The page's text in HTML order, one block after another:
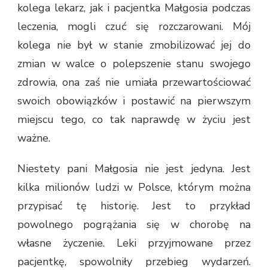
kolega lekarz, jak i pacjentka Małgosia podczas
leczenia, mogli czuć się rozczarowani. Mój
kolega nie był w stanie zmobilizować jej do
zmian w walce o polepszenie stanu swojego
zdrowia, ona zaś nie umiała przewartościować
swoich obowiązków i postawić na pierwszym
miejscu tego, co tak naprawdę w życiu jest
ważne.
Niestety pani Małgosia nie jest jedyna. Jest
kilka milionów ludzi w Polsce, którym można
przypisać tę historię. Jest to przykład
powolnego pogrążania się w chorobę na
własne życzenie. Leki przyjmowane przez
pacjentkę, spowolniły przebieg wydarzeń.